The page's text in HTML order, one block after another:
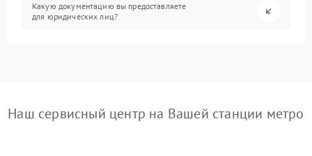
Какую документацию вы предоставляете
для юридических лиц?
Наш сервисный центр на Вашей станции метро